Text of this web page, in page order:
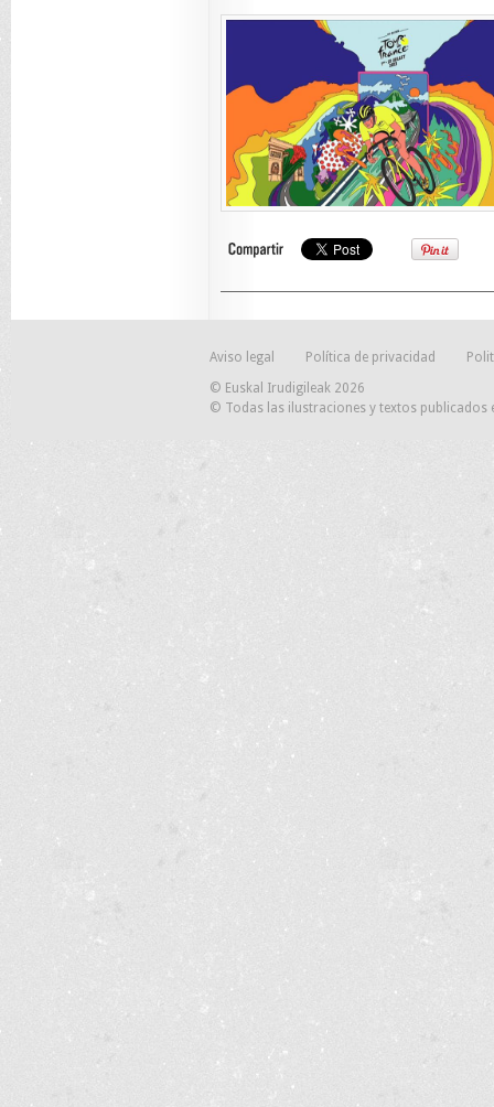
Aviso legal Política de privacidad
© Euskal Irudigileak 2026
© Todas las ilustraciones y textos publicados